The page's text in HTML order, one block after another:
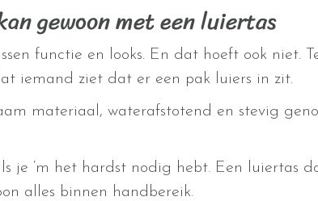
gewoon met een luiertas
functie en looks. En dat hoeft ook niet.
iemand ziet dat er een pak luiers in zit.
materiaal, waterafstotend en stevig
je ‘m het hardst nodig hebt. Een luiertas
alles binnen handbereik.